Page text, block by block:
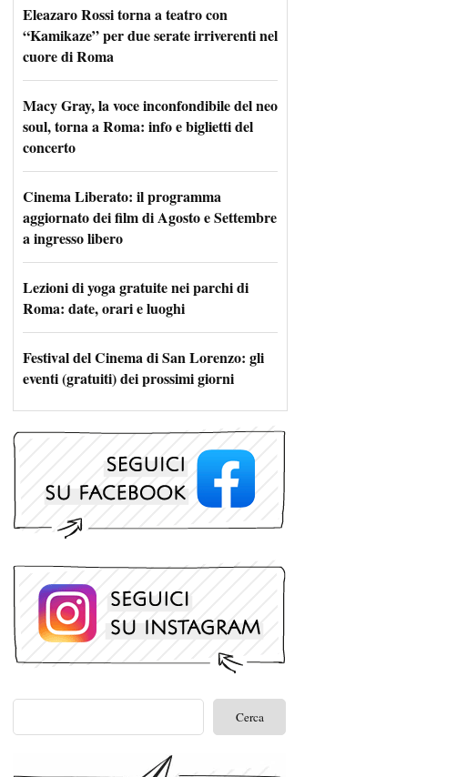
Eleazaro Rossi torna a teatro con
“Kamikaze” per due serate irriverenti nel
cuore di Roma
Macy Gray, la voce inconfondibile del neo
soul, torna a Roma: info e biglietti del
concerto
Cinema Liberato: il programma
aggiornato dei film di Agosto e Settembre
a ingresso libero
Lezioni di yoga gratuite nei parchi di
Roma: date, orari e luoghi
Festival del Cinema di San Lorenzo: gli
eventi (gratuiti) dei prossimi giorni